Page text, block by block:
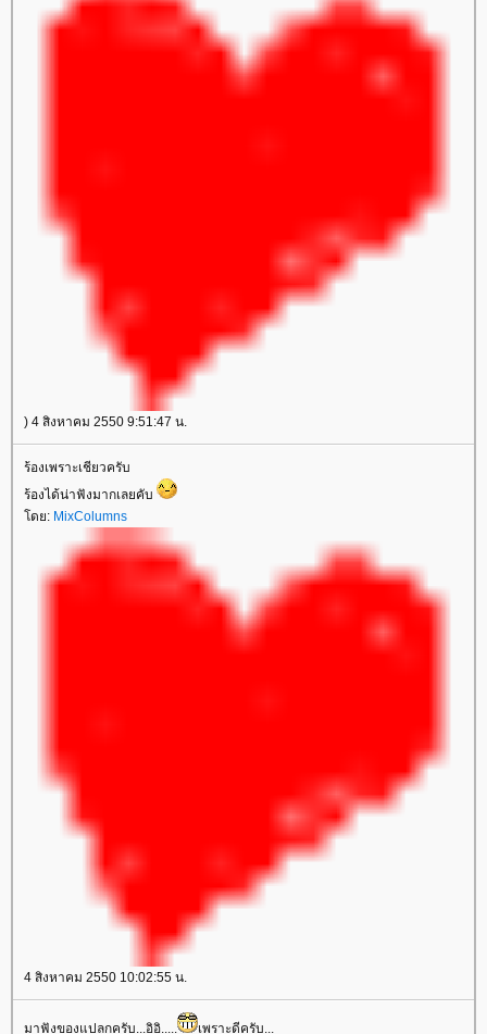
) 4 สิงหาคม 2550 9:51:47 น.
ร้องเพราะเชียวครับ
ร้องได้น่าฟังมากเลยคับ
ดย: MixColumns
4 สิงหาคม 2550 10:02:55 น.
มาฟังของแปลกครับ...อิอิ..... เพราะดีครับ...